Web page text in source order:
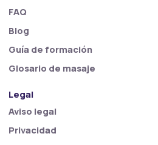
FAQ
Blog
Guía de formación
Glosario de masaje
Legal
Aviso legal
Privacidad